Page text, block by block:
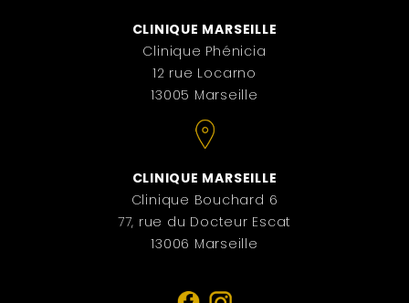
CLINIQUE MARSEILLE
Clinique Phénicia
12 rue Locarno
13005 Marseille
CLINIQUE MARSEILLE
Clinique Bouchard 6
77, rue du Docteur Escat
13006 Marseille